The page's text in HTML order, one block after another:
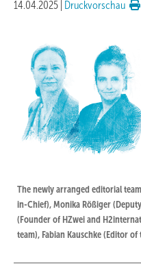
14.04.2025 Druckvorschau
The newly arranged editorial
in-Chief), Monika Rößiger
(Founder of HZwei and
team), Fabian Kauschke (Editor of